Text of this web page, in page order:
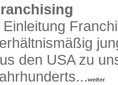
Einleitung
den USA zu